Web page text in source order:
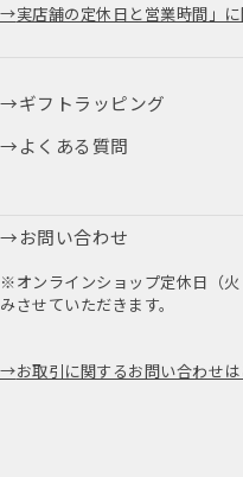
実店舗の定休日と営業時間」
ギフトラッピング
よくある質問
お問い合わせ
※オンラインショップ定休日（
みさせていただきます。
お取引に関するお問い合わせは